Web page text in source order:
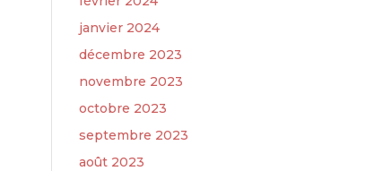
janvier 2024
décembre 2023
novembre 2023
octobre 2023
septembre 2023
août 2023